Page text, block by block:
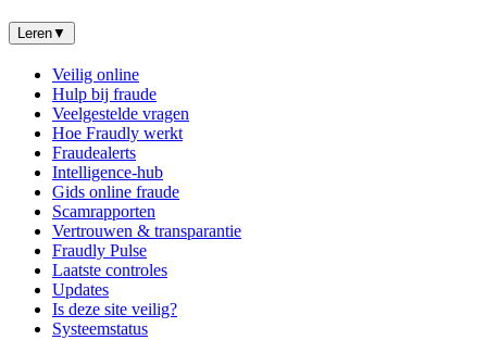
Leren▼
Veilig online
Hulp bij fraude
Veelgestelde vragen
Hoe Fraudly werkt
Fraudealerts
Intelligence-hub
Gids online fraude
Scamrapporten
Vertrouwen & transparantie
Fraudly Pulse
Laatste controles
Updates
Is deze site veilig?
Systeemstatus